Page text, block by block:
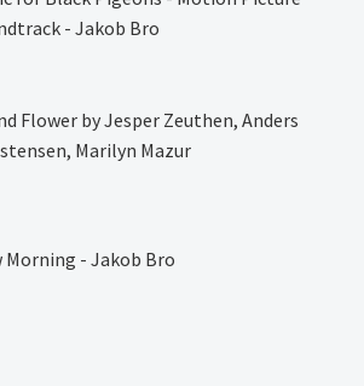
- Jakob Bro
Flower by Jesper Zeuthen, Anders
Marilyn Mazur
Morning - Jakob Bro